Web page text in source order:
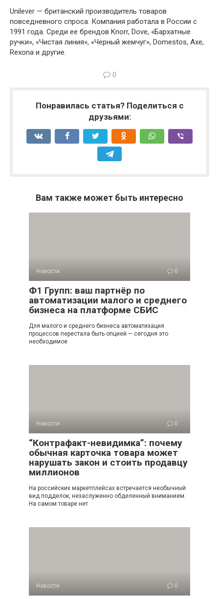
Unilever — британский производитель товаров
повседневного спроса. Компания работала в России с
1991 года. Среди ее брендов Knorr, Dove, «Бархатные
ручки», «Чистая линия», «Черный жемчуг», Domestos, Axe,
Rexona и другие.
0
Понравилась статья? Поделиться с
друзьями:
Вам также может быть интересно
Новости 0
Ф1 Групп: ваш партнёр по
автоматизации малого и среднего
бизнеса на платформе СБИС
Для малого и среднего бизнеса автоматизация
процессов перестала быть опцией — сегодня это
необходимое
Новости 0
“Контрафакт-невидимка”: почему
обычная карточка товара может
нарушать закон и стоить продавцу
миллионов
На российских маркетплейсах встречается необычный
вид подделок, незаслуженно обделенный вниманием.
На самом товаре нет
Новости 0